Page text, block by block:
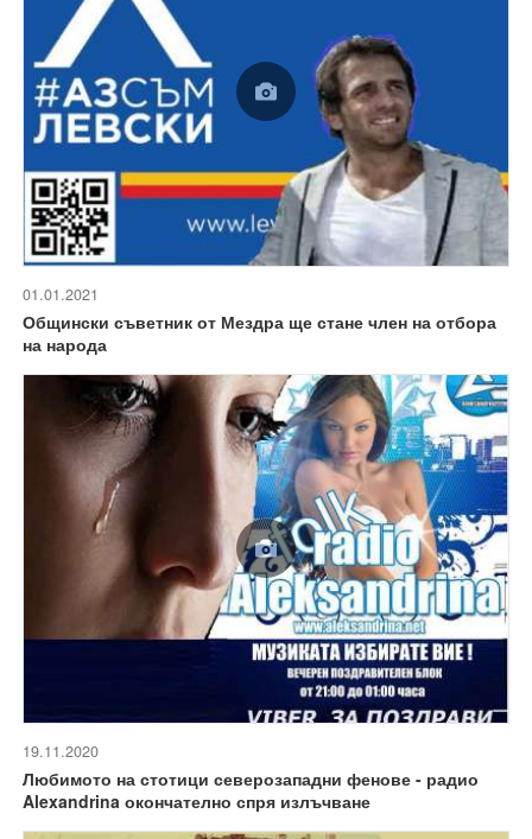
01.01.2021
Общински съветник от Мездра ще стане член на отбора
на народа
19.11.2020
Любимото на стотици северозападни фенове - радио
Alexandrina окончателно спря излъчване